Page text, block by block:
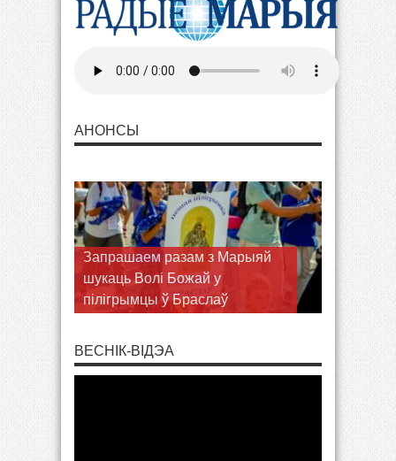
АНОНСЫ
Запрашаем разам з Марыяй
шукаць Волі Божай у
пілігрымцы ў Браслаў
ВЕСНІК-ВІДЭА